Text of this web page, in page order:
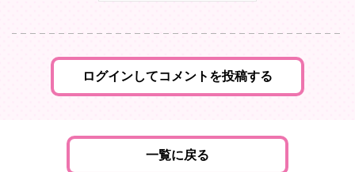
ログインしてコメントを投稿する
一覧に戻る